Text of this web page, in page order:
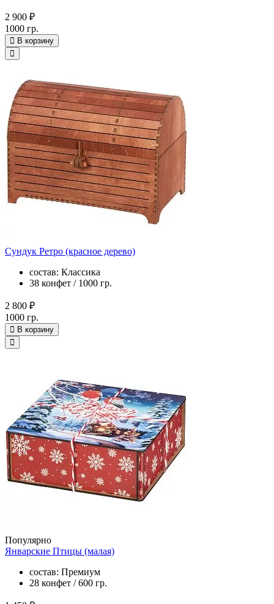
2 900 ₽
1000 гр.
В корзину
Сундук Ретро (красное дерево)
состав: Классика
38 конфет / 1000 гр.
2 800 ₽
1000 гр.
В корзину
Популярно
Январские Птицы (малая)
состав: Премиум
28 конфет / 600 гр.